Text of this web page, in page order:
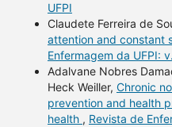
UFPI
Claudete Ferreira de
attention and constant
Enfermagem da UFPI:
Adalvane Nobres
Heck Weiller, Chronic
prevention and health
health , Revista de